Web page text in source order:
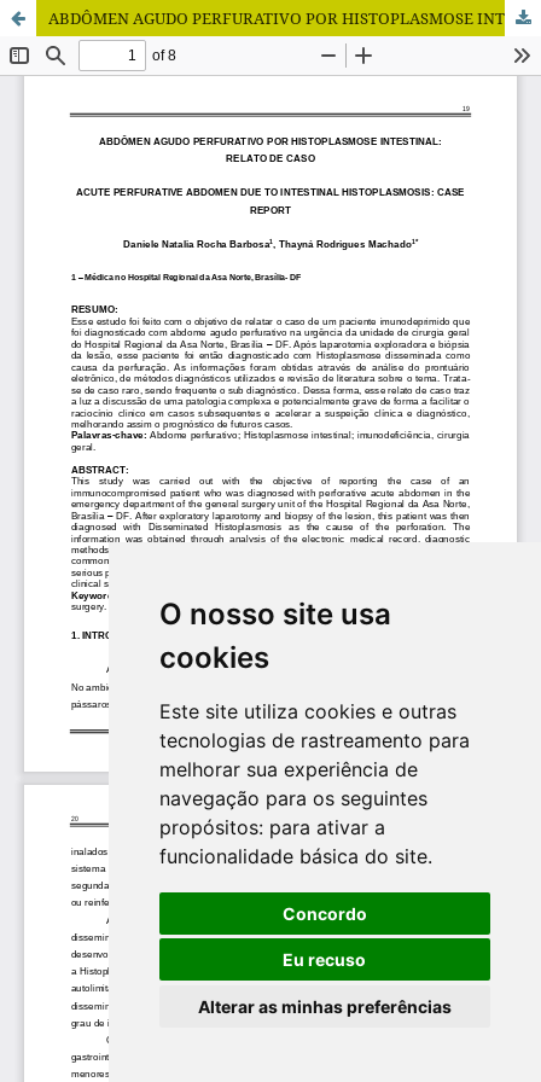
O nosso site usa
cookies
Este site utiliza cookies e outras
tecnologias de rastreamento para
melhorar sua experiência de
navegação para os seguintes
propósitos: para ativar a
funcionalidade básica do site.
Concordo
Eu recuso
Alterar as minhas preferências
ABDÔMEN AGUDO PERFURATIVO POR HISTOPLASMOSE INTESTINAL: RELATO DE CASO